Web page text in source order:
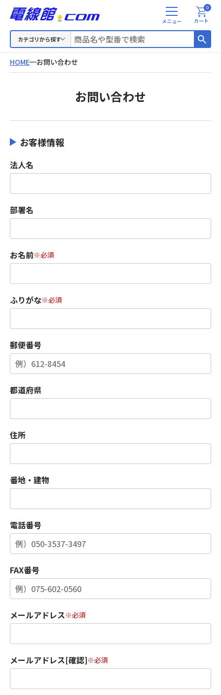
カテゴリから探す
メ
ニ
カート
0
HOME お問い合わせ
お問い合わせ
お客様情報
法人名
部署名
お名前※必須
ふりがな※必須
郵便番号
都道府県
住所
番地・建物
電話番号
FAX番号
メールアドレス※必須
メールアドレス[確認]※必須